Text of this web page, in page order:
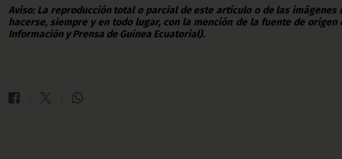
Aviso: La reproducción total o parcial de este artículo o de las imágenes
hacerse, siempre y en todo lugar, con la mención de la fuente de origen
Información y Prensa de Guinea Ecuatorial).